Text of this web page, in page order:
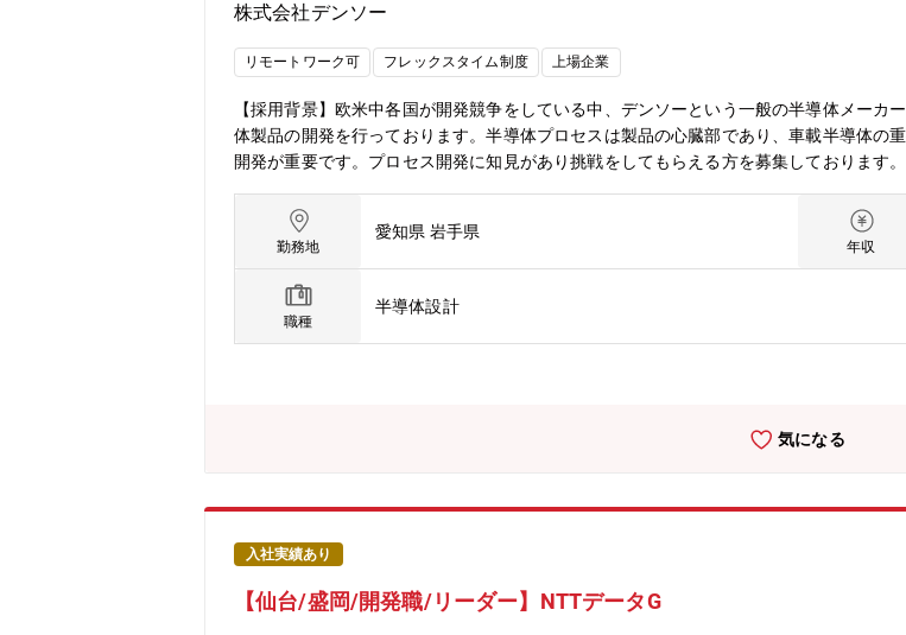
株式会社デンソー
リモートワーク可 フレックスタイム制度 上場企業
【採用背景】欧米中各国が開発競争をしている中、デンソーという一般の半導体メー
体製品の開発を行っております。半導体プロセスは製品の心臓部であり、車載半導体の
開発が重要です。プロセス開発に知見があり挑戦をしてもらえる方を募集しております
つメンバーが集まることで、新しい視点やアイデアが生まれ、より革新的な製品開発
推進しており、週に2回程度の在宅勤務が可能です。自宅での作業環境を整え、ワーク
きます。リモートワークでもチームとの連携が円滑に行えるよう、オンラインミーティ
トしています。【キャリア入社者の声/活躍事例】★ 38歳（社会人経験14年目）中途入
など、今後も続く自動車の進化に対し、車両メーカーからの要求レベルは非常に高いで
自身一人では解決困難な課題であっても、本部署には様々な車載半導体の専門家がおり
ーと異なる点として、社内には幅広い電装品を取り扱う車両システムの専門家が多く
性や量産工程に関する知識も求められます。対象分野が多岐にわたるため、様々な専門
勤務地
愛知県 岩手県
年収
職種
半導体設計
気になる
入社実績あり
【仙台/盛岡/開発職/リーダー】NTTデータG